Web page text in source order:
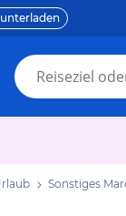
Sonstiges